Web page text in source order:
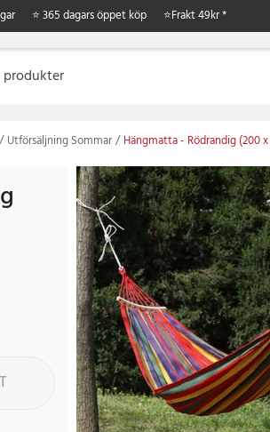
⭐ 365 dagars öppet köp ⭐Frakt 49kr *
Utförsäljning Sommar Hängmatta - Rödrandig (200